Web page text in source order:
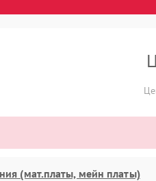
(мат.платы, мейн платы)